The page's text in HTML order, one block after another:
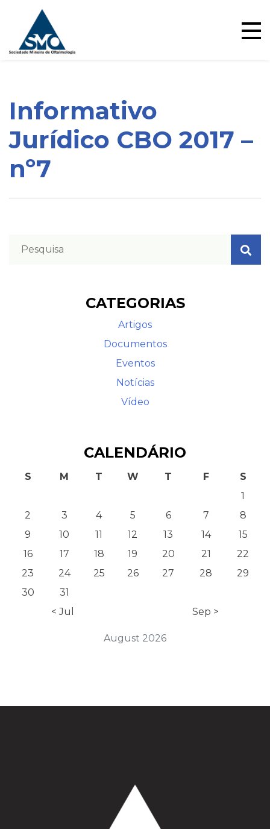
content
Blog
Informativo
Jurídico CBO 2017 –
nº7
CATEGORIAS
Artigos
Documentos
Eventos
Notícias
Vídeo
CALENDÁRIO
August 2026
S M T W T F
S
1
2
3 4 5 6 7
8
9
10 11 12 13 14
15
16
17 18 19 20 21
22
23
24 25 26 27 28
29
30
31
< Jul
Sep >